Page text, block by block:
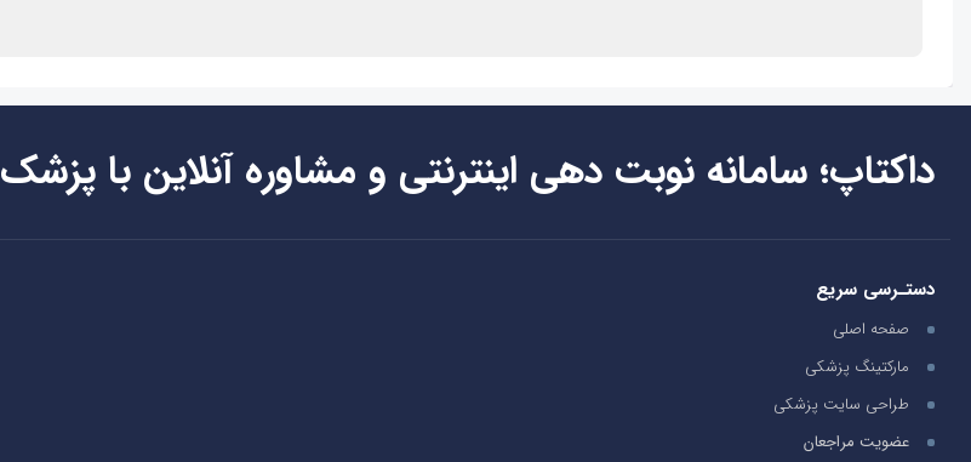
داکتاپ؛ سامانه نوبت دهی اینترنتی و مشاوره آنلاین با پزشک
دستـرسی سریع
صفحه اصلی
مارکتینگ پزشکی
طراحی سایت پزشکی
عضویت مراجعان